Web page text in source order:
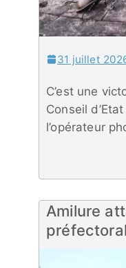
31 juillet
C’est une
Conseil
l’opérateur
Amilure